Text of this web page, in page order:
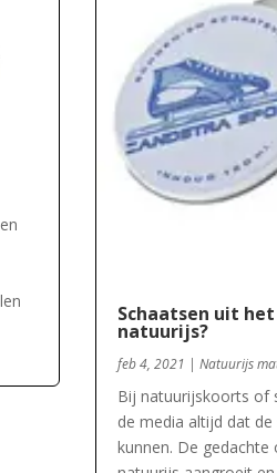
Schaatsen uit
natuurijs?
feb 4, 2021 | Natuurijs
Bij natuurijskoorts of
de media altijd dat
kunnen. De